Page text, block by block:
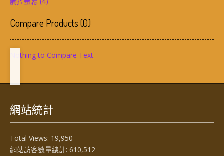
Compare Products(0)
Nothing to Compare Text
網站統計
Total Views: 19,950
網站訪客數量總計: 610,512